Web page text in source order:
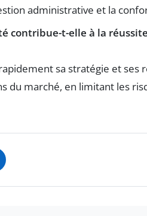
administrative et la
contribue-t-elle à la
sa stratégie et ses
du marché, en limitant les